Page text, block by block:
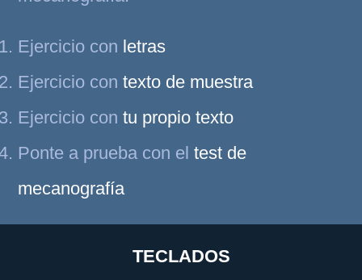
Ejercicio con letras
Ejercicio contexto de muestra
Ejercicio contu propio texto
Ponte a prueba con eltest de
mecanografía
TECLADOS